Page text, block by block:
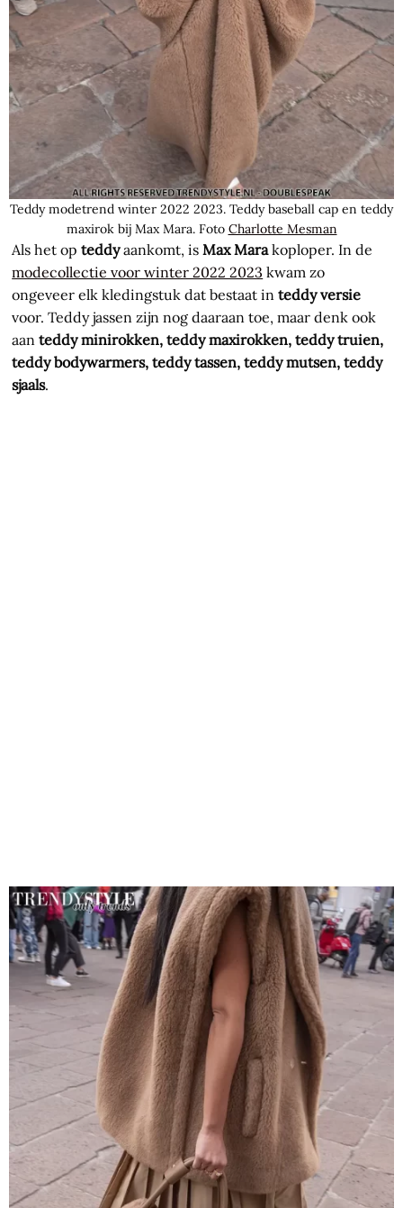
Teddy modetrend winter 2022 2023. Teddy baseball cap en teddy
maxirok bij Max Mara. Foto Charlotte Mesman
Als het opteddyaankomt, isMax Marakoploper. In de
modecollectie voor winter 2022 2023 kwam zo
ongeveer elk kledingstuk dat bestaat inteddy versie
voor. Teddy jassen zijn nog daaraan toe, maar denk ook
aanteddy minirokken, teddy maxirokken, teddy truien,
teddy bodywarmers, teddy tassen, teddy mutsen, teddy
sjaals.